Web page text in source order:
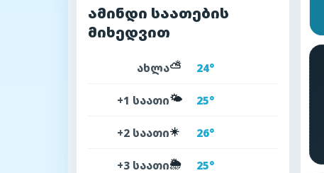
ამინდი საათების
მიხედვით
ახლა⛅ 24°
+1 საათი🌤️ 25°
+2 საათი☀️ 26°
+3 საათი🌦️ 25°